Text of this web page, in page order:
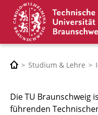
Studium & Lehre
Die TU Braunschweig
führenden